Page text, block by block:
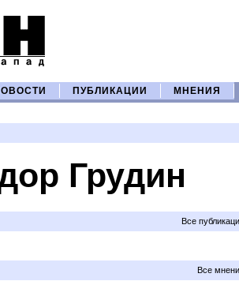
ПУБЛИКАЦИИ МНЕНИЯ
Грудин
Все
Все